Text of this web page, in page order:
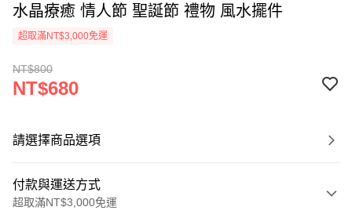
水晶療癒 情人節 聖誕節 禮物 風水擺件
超取滿NT$3,000免運
NT$800
NT$680
請選擇商品選項
付款與運送方式
超取滿NT$3,000免運